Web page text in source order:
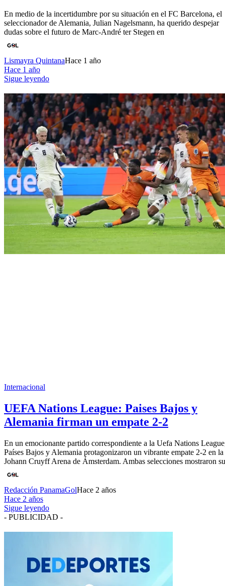
En medio de la incertidumbre por su situación en el FC Barcelona, el
seleccionador de Alemania, Julian Nagelsmann, ha querido despejar
dudas sobre el futuro de Marc-André ter Stegen en
Lismayra QuintanaHace 1 año
Hace 1 año
Sigue leyendo
Internacional
UEFA Nations League: Paises Bajos y
Alemania firman un empate 2-2
En un emocionante partido correspondiente a la Uefa Nations
Países Bajos y Alemania protagonizaron un vibrante empate 2-2 en la
Johann Cruyff Arena de Ámsterdam. Ambas selecciones mostraron su
Redacción PanamaGolHace 2 años
Hace 2 años
Sigue leyendo
- PUBLICIDAD -